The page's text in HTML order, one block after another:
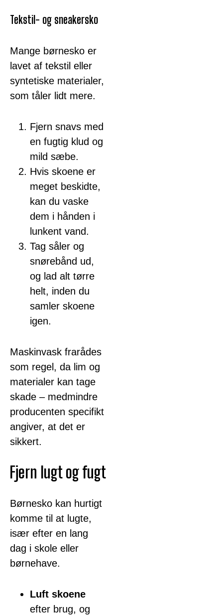
Tekstil- og sneakersko
Mange børnesko er
lavet af tekstil eller
syntetiske materialer,
som tåler lidt mere.
Fjern snavs med
en fugtig klud og
mild sæbe.
Hvis skoene er
meget beskidte,
kan du vaske
dem i hånden i
lunkent vand.
Tag såler og
snørebånd ud,
og lad alt tørre
helt, inden du
samler skoene
igen.
Maskinvask frarådes
som regel, da lim og
materialer kan tage
skade – medmindre
producenten specifikt
angiver, at det er
sikkert.
Fjern lugt og fugt
Børnesko kan hurtigt
komme til at lugte,
især efter en lang
dag i skole eller
børnehave.
Luft skoene
efter brug, og